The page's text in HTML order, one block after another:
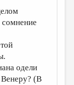
сомнение
одели
(В